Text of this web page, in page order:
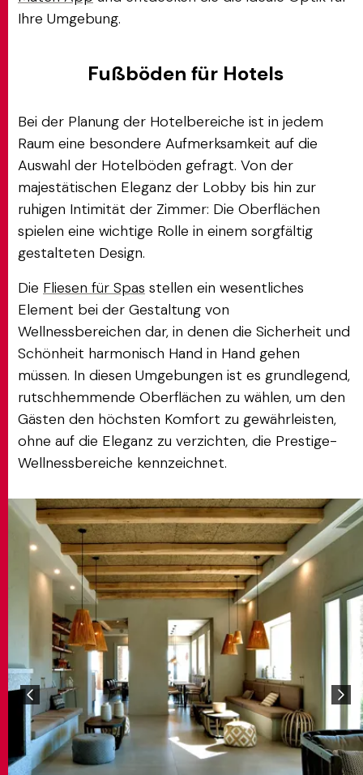
Ihre Umgebung.
Fußböden für Hotels
Bei der Planung der Hotelbereiche ist in jedem
Raum eine besondere Aufmerksamkeit auf die
Auswahl der Hotelböden gefragt. Von der
majestätischen Eleganz der Lobby bis hin zur
ruhigen Intimität der Zimmer: Die Oberflächen
spielen eine wichtige Rolle in einem sorgfältig
gestalteten Design.
Die Fliesen für Spas stellen ein wesentliches
Element bei der Gestaltung von
Wellnessbereichen dar, in denen die Sicherheit und
Schönheit harmonisch Hand in Hand gehen
müssen. In diesen Umgebungen ist es grundlegend,
rutschhemmende Oberflächen zu wählen, um den
Gästen den höchsten Komfort zu gewährleisten,
ohne auf die Eleganz zu verzichten, die Prestige-
Wellnessbereiche kennzeichnet.